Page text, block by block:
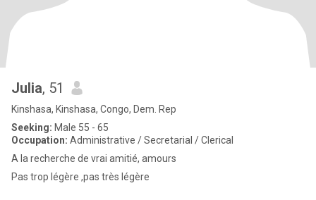
Julia, 51
Kinshasa, Kinshasa, Congo, Dem. Rep
Seeking: Male 55 - 65
Occupation: Administrative / Secretarial / Clerical
A la recherche de vrai amitié, amours
Pas trop légère ,pas très légère